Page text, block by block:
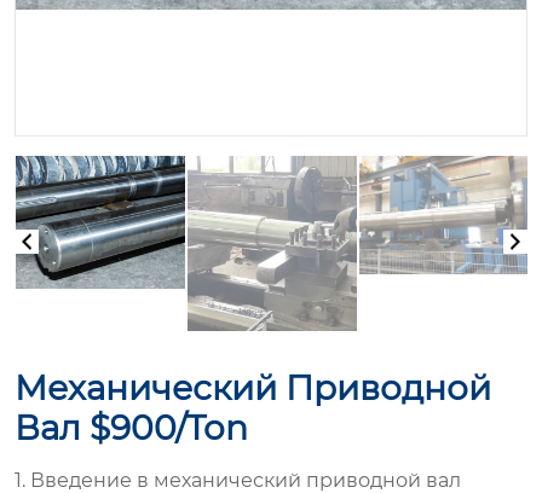
Механический Приводной
Вал $900/ton
1. Введение в механический приводной вал